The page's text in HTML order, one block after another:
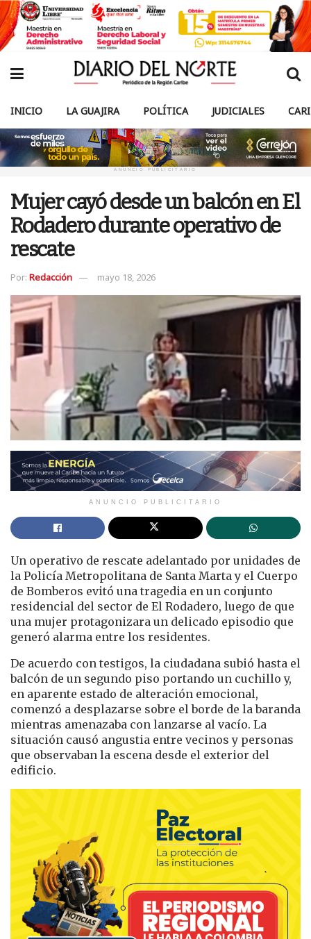
INICIO LA GUAJIRA POLÍTICA JUDICIALES
ANUNCIO PUBLICITARIO
Mujer cayó desde un balcón en El
Rodadero durante operativo de
rescate
Por: Redacción mayo 18, 2026
ANUNCIO PUBLICITARIO
Un operativo de rescate adelantado por unidades de
la Policía Metropolitana de Santa Marta y el Cuerpo
de Bomberos evitó una tragedia en un conjunto
residencial del sector de El Rodadero, luego de que
una mujer protagonizara un delicado episodio que
generó alarma entre los residentes.
De acuerdo con testigos, la ciudadana subió hasta el
balcón de un segundo piso portando un cuchillo y,
en aparente estado de alteración emocional,
comenzó a desplazarse sobre el borde de la baranda
mientras amenazaba con lanzarse al vacío. La
situación causó angustia entre vecinos y personas
que observaban la escena desde el exterior del
edificio.